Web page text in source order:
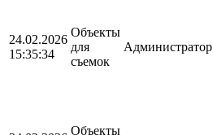
24.02.2026
15:35:34
Объекты
для
съемок
Администратор
Объекты